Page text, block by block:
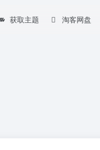
获取主题 淘客网盘